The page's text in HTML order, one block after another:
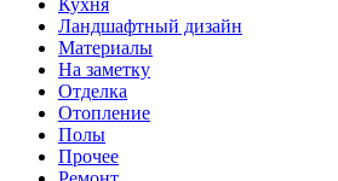
Ландшафтный дизайн
Материалы
На заметку
Отделка
Отопление
Полы
Прочее